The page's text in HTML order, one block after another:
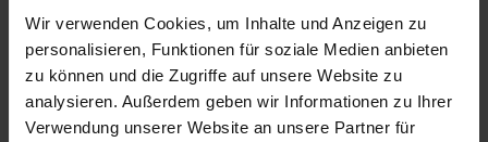
Wir verwenden Cookies, um Inhalte und Anzeigen zu
personalisieren, Funktionen für soziale Medien anbieten
zu können und die Zugriffe auf unsere Website zu
analysieren. Außerdem geben wir Informationen zu Ihrer
Verwendung unserer Website an unsere Partner für